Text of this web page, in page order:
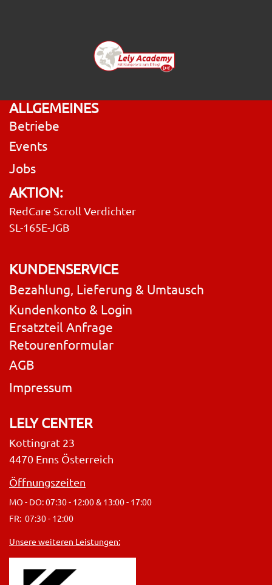
ALLGEMEINES
Betriebe
Events
Jobs
AKTION:
RedCare Scroll Verdichter
SL-165E-JGB
KUNDENSERVICE
Bezahlung, Lieferung & Umtausch
Kundenkonto & Login
Ersatzteil Anfrage
Retourenformular
AGB
Impressum
LELY CENTER
Kottingrat 23
4470 Enns Österreich
Öffnungszeiten
MO - DO: 07:30 - 12:00 & 13:00 - 17:00
FR: 07:30 - 12:00
Unsere weiteren Leistungen: